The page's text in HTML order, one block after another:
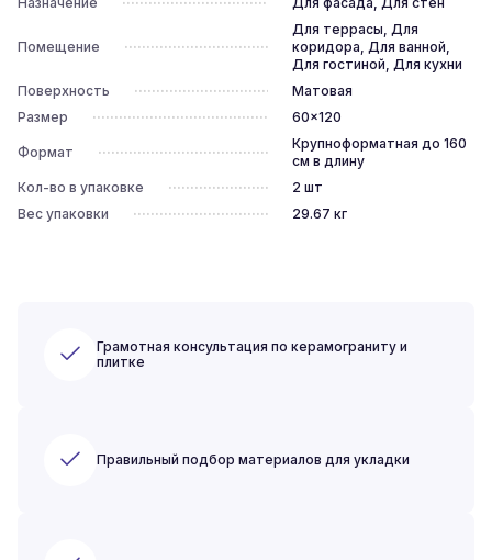
Помещение
Для террасы, Для
коридора, Для ванной,
Для гостиной, Для кухни
Поверхность
Матовая
Размер
60x120
Формат
Крупноформатная до 160
см в длину
Кол-во в упаковке
2 шт
Вес упаковки
29.67 кг
Грамотная консультация по керамограниту и
плитке
Правильный подбор материалов для укладки